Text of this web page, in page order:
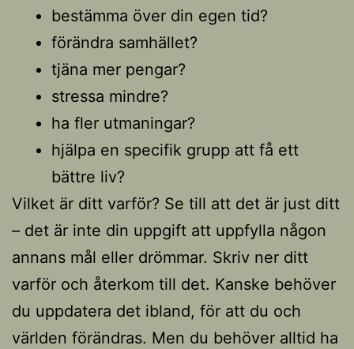
bestämma över din egen tid?
förändra samhället?
tjäna mer pengar?
stressa mindre?
ha fler utmaningar?
hjälpa en specifik grupp att få ett
bättre liv?
Vilket är ditt varför? Se till att det är just ditt
– det är inte din uppgift att uppfylla någon
annans mål eller drömmar. Skriv ner ditt
varför och återkom till det. Kanske behöver
du uppdatera det ibland, för att du och
världen förändras. Men du behöver alltid ha